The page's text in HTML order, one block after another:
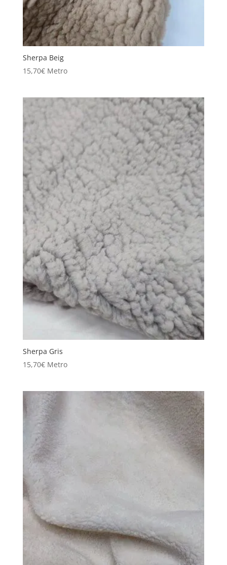
Sherpa Beig
15,70€ Metro
Sherpa Gris
15,70€ Metro